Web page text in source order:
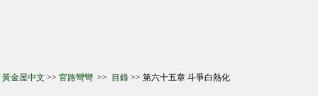
黃金屋中文 >> 官路彎彎 >> 目錄 >> 第六十五章 斗爭白熱化